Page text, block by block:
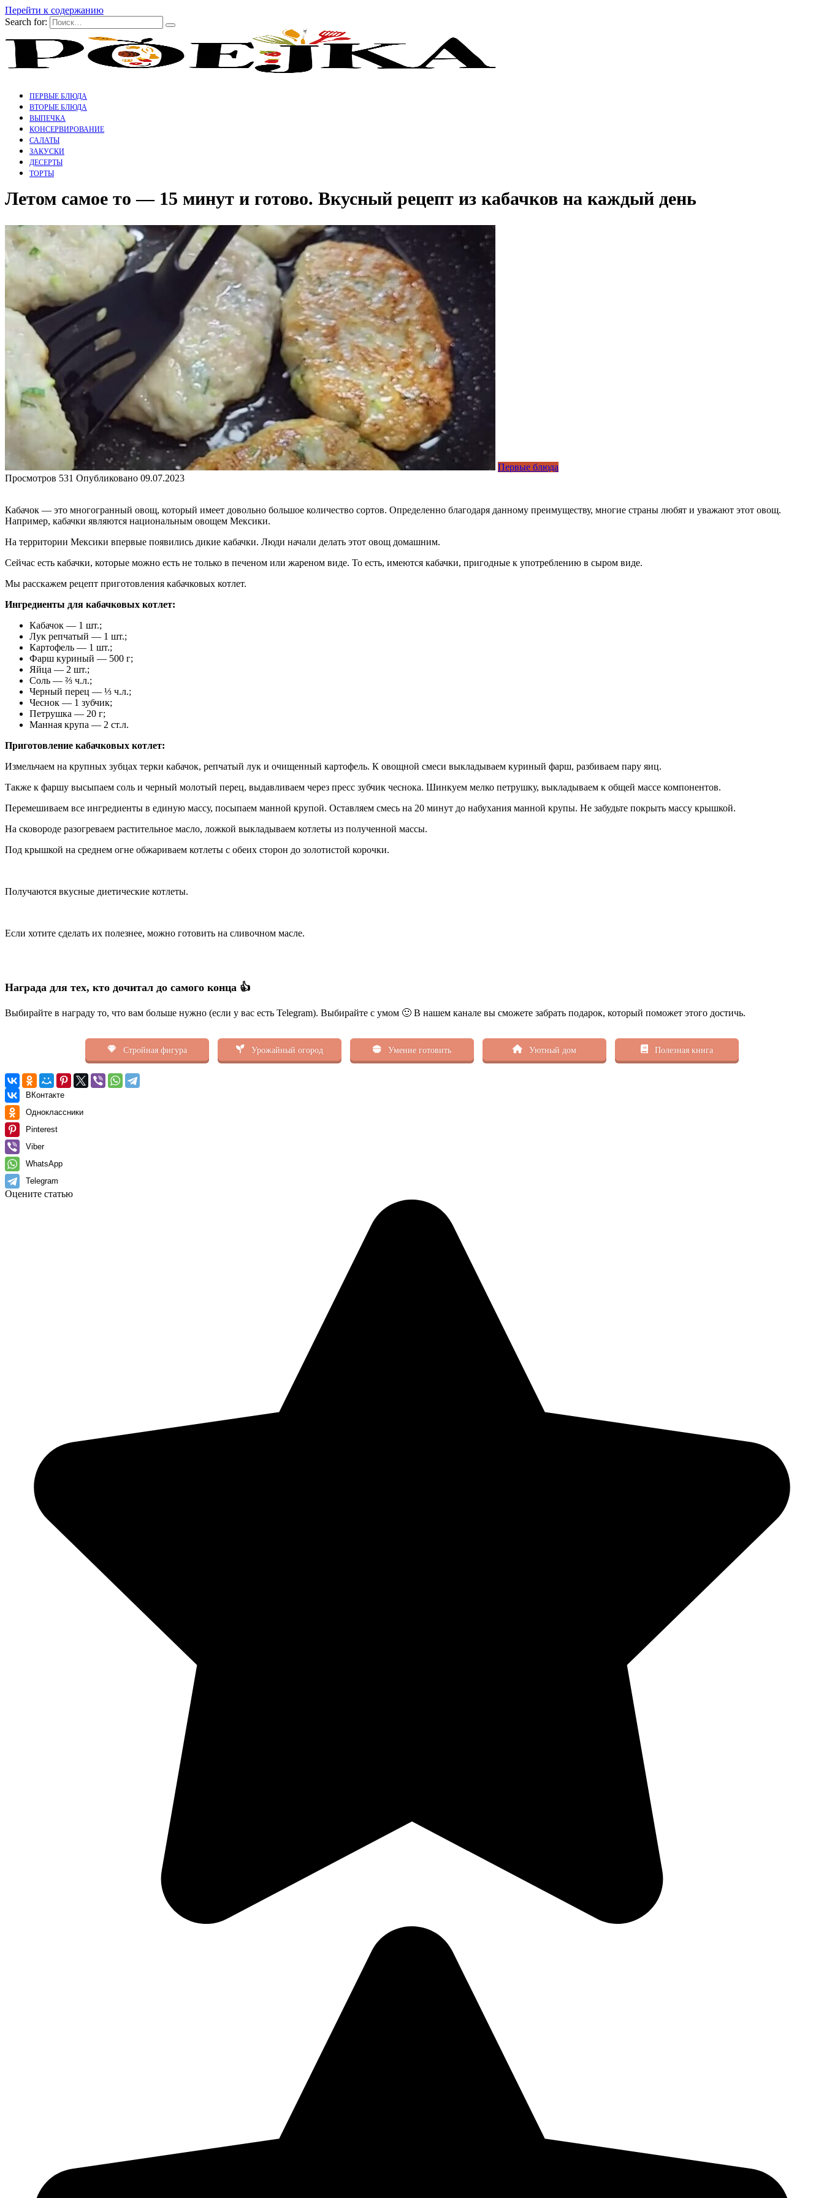
Перейти к содержанию
Search for:
ПЕРВЫЕ БЛЮДА
ВТОРЫЕ БЛЮДА
ВЫПЕЧКА
КОНСЕРВИРОВАНИЕ
САЛАТЫ
ЗАКУСКИ
ДЕСЕРТЫ
ТОРТЫ
Летом самое то — 15 минут и готово. Вкусный рецепт из кабачков на каждый день
Первые блюда
Просмотров 531 Опубликовано 09.07.2023
Кабачок — это многогранный овощ, который имеет довольно большое количество сортов. Определенно благодаря данному преимуществу, многие страны любят и уважают этот овощ.
Например, кабачки являются национальным овощем Мексики.
На территории Мексики впервые появились дикие кабачки. Люди начали делать этот овощ домашним.
Сейчас есть кабачки, которые можно есть не только в печеном или жареном виде. То есть, имеются кабачки, пригодные к употреблению в сыром виде.
Мы расскажем рецепт приготовления кабачковых котлет.
Ингредиенты для кабачковых котлет:
Кабачок — 1 шт.;
Лук репчатый — 1 шт.;
Картофель — 1 шт.;
Фарш куриный — 500 г;
Яйца — 2 шт.;
Соль — ⅔ ч.л.;
Черный перец — ⅓ ч.л.;
Чеснок — 1 зубчик;
Петрушка — 20 г;
Манная крупа — 2 ст.л.
Приготовление кабачковых котлет:
Измельчаем на крупных зубцах терки кабачок, репчатый лук и очищенный картофель. К овощной смеси выкладываем куриный фарш, разбиваем пару яиц.
Также к фаршу высыпаем соль и черный молотый перец, выдавливаем через пресс зубчик чеснока. Шинкуем мелко петрушку, выкладываем к общей массе компонентов.
Перемешиваем все ингредиенты в единую массу, посыпаем манной крупой. Оставляем смесь на 20 минут до набухания манной крупы. Не забудьте покрыть массу крышкой.
На сковороде разогреваем растительное масло, ложкой выкладываем котлеты из полученной массы.
Под крышкой на среднем огне обжариваем котлеты с обеих сторон до золотистой корочки.
Получаются вкусные диетические котлеты.
Если хотите сделать их полезнее, можно готовить на сливочном масле.
Награда для тех, кто дочитал до самого конца 👍
Выбирайте в награду то, что вам больше нужно (если у вас есть Telegram). Выбирайте с умом 🙂 В нашем канале вы сможете забрать подарок, который поможет этого достичь.
Стройная фигура Урожайный огород Умение готовить Уютный дом Полезная книга
ВКонтакте
Одноклассники
Pinterest
Viber
WhatsApp
Telegram
Оцените статью